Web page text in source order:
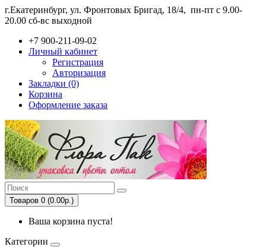
г.Екатеринбург, ул. Фронтовых Бригад, 18/4, пн-пт с 9.00-
20.00 сб-вс выходной
+7 900-211-09-02
Личный кабинет
Регистрация
Авторизация
Закладки (0)
Корзина
Оформление заказа
Товаров 0 (0.00р.)
Ваша корзина пуста!
Категории